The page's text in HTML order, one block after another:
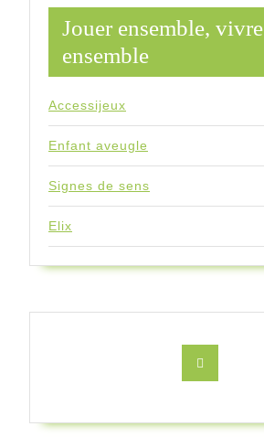
Jouer ensemble, vivre
ensemble
Accessijeux
Enfant aveugle
Signes de sens
Elix